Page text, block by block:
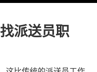
派送员职